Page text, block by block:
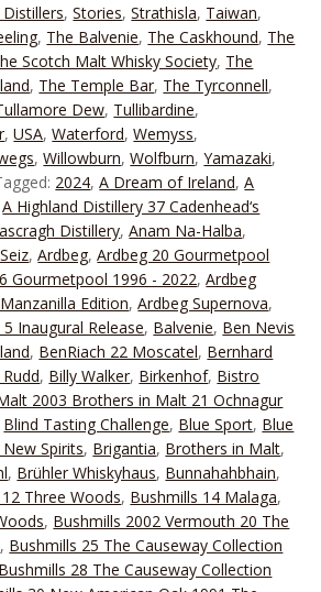
Distillers,Stories,Strathisla, Taiwan,
, The Balvenie, The Caskhound, The
Scotch Malt Whisky Society, The
, The Temple Bar, The Tyrconnell,
Dew, Tullibardine,
,USA,Waterford,Wemyss,
,Willowburn,Wolfburn,Yamazaki,
2024,A Dream of Ireland,A
A Highland Distillery 37 Cadenhead‘s
Distillery,Anam Na-Halba,
,Ardbeg,Ardbeg 20 Gourmetpool
Gourmetpool 1996 - 2022,Ardbeg
Edition,Ardbeg Supernova,
Inaugural Release, Balvenie, Ben Nevis
, BenRiach 22 Moscatel, Bernhard
, Billy Walker, Birkenhof, Bistro
2003 Brothers in Malt 21 Ochnagur
Blind Tasting Challenge, Blue Sport, Blue
Spirits, Brigantia, Brothers in Malt,
, Brühler Whiskyhaus, Bunnahahbhain,
Three Woods, Bushmills 14 Malaga,
, Bushmills 2002 Vermouth 20 The
, Bushmills 25 The Causeway Collection
Bushmills 28 The Causeway Collection